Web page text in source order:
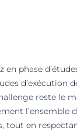
en phase
d’exécution
reste le
l’ensemble
tout en